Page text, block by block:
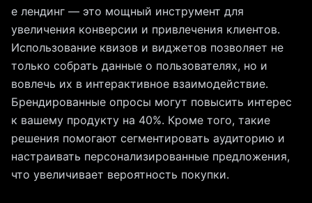
е лендинг — это мощный инструмент для
увеличения конверсии и привлечения клиентов.
Использование квизов и виджетов позволяет не
только собрать данные о пользователях, но и
вовлечь их в интерактивное взаимодействие.
Брендированные опросы могут повысить интерес
к вашему продукту на 40%. Кроме того, такие
решения помогают сегментировать аудиторию и
настраивать персонализированные предложения,
что увеличивает вероятность покупки.